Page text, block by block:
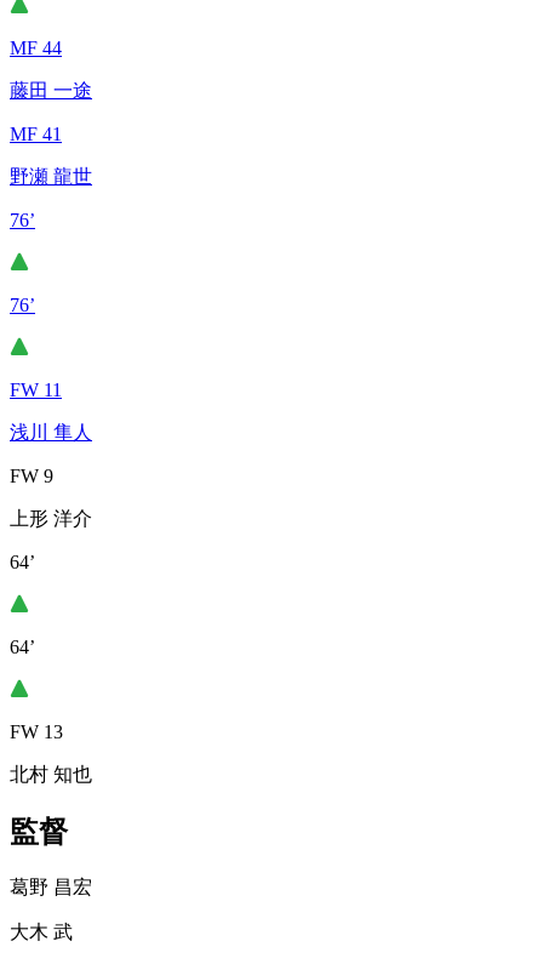
MF 44
藤田 一途
MF 41
野瀬 龍世
76’
76’
FW 11
浅川 隼人
FW 9
上形 洋介
64’
64’
FW 13
北村 知也
監督
葛野 昌宏
大木 武